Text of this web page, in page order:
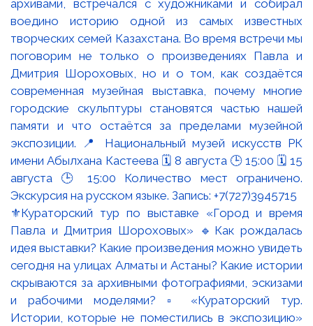
⚜️Кураторский тур по выставке «Город и время
Павла и Дмитрия Шороховых» 🔹Как рождалась
идея выставки? Какие произведения можно увидеть
сегодня на улицах Алматы и Астаны? Какие истории
скрываются за архивными фотографиями, эскизами
и рабочими моделями? ▫️ «Кураторский тур.
Истории, которые не поместились в экспозицию»